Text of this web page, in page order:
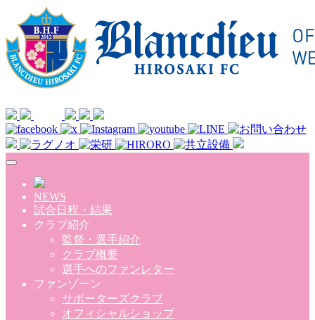
Skip to main content
NEWS
試合日程・結果
クラブ紹介
監督・選手紹介
クラブ概要
選手へのファンレター
ファンゾーン
サポーターズクラブ
オフィシャルショップ